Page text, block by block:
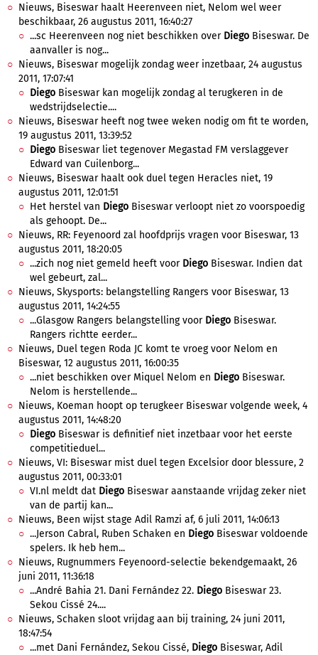
Nieuws, Biseswar haalt Heerenveen niet, Nelom wel weer
beschikbaar, 26 augustus 2011, 16:40:27
...sc Heerenveen nog niet beschikken over Diego Biseswar. De
aanvaller is nog...
Nieuws, Biseswar mogelijk zondag weer inzetbaar, 24 augustus
2011, 17:07:41
Diego Biseswar kan mogelijk zondag al terugkeren in de
wedstrijdselectie....
Nieuws, Biseswar heeft nog twee weken nodig om fit te worden,
19 augustus 2011, 13:39:52
Diego Biseswar liet tegenover Megastad FM verslaggever
Edward van Cuilenborg...
Nieuws, Biseswar haalt ook duel tegen Heracles niet, 19
augustus 2011, 12:01:51
Het herstel van Diego Biseswar verloopt niet zo voorspoedig
als gehoopt. De...
Nieuws, RR: Feyenoord zal hoofdprijs vragen voor Biseswar, 13
augustus 2011, 18:20:05
...zich nog niet gemeld heeft voor Diego Biseswar. Indien dat
wel gebeurt, zal...
Nieuws, Skysports: belangstelling Rangers voor Biseswar, 13
augustus 2011, 14:24:55
...Glasgow Rangers belangstelling voor Diego Biseswar.
Rangers richtte eerder...
Nieuws, Duel tegen Roda JC komt te vroeg voor Nelom en
Biseswar, 12 augustus 2011, 16:00:35
...niet beschikken over Miquel Nelom en Diego Biseswar.
Nelom is herstellende...
Nieuws, Koeman hoopt op terugkeer Biseswar volgende week, 4
augustus 2011, 14:48:20
Diego Biseswar is definitief niet inzetbaar voor het eerste
competitieduel...
Nieuws, VI: Biseswar mist duel tegen Excelsior door blessure, 2
augustus 2011, 00:33:01
VI.nl meldt dat Diego Biseswar aanstaande vrijdag zeker niet
van de partij kan...
Nieuws, Been wijst stage Adil Ramzi af, 6 juli 2011, 14:06:13
...Jerson Cabral, Ruben Schaken en Diego Biseswar voldoende
spelers. Ik heb hem...
Nieuws, Rugnummers Feyenoord-selectie bekendgemaakt, 26
juni 2011, 11:36:18
...André Bahia 21. Dani Fernández 22. Diego Biseswar 23.
Sekou Cissé 24....
Nieuws, Schaken sloot vrijdag aan bij training, 24 juni 2011,
18:47:54
...met Dani Fernández, Sekou Cissé, Diego Biseswar, Adil